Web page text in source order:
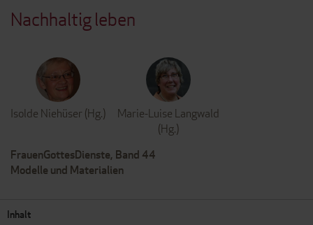
Nachhaltig leben
Isolde Niehüser (Hg.)
Marie-Luise Langwald
(Hg.)
FrauenGottesDienste, Band 44
Modelle und Materialien
Inhalt